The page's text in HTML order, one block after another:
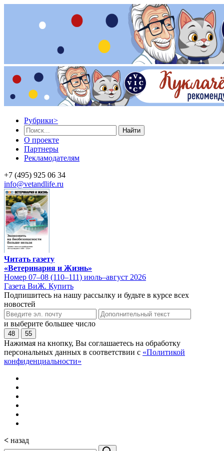
Рубрики>
Найти
О проекте
Партнеры
Рекламодателям
+7 (495) 925 06 34
info@vetandlife.ru
Читать газету
«Ветеринария и Жизнь»
Номер 07–08 (110–111) июль–август 2026
Газета ВиЖ. Купить
Подпишитесь на нашу рассылку и будьте в курсе всех
новостей
и выберите большее число
48 55
Нажимая на кнопку, Вы соглашаетесь на обработку
персональных данных в соответствии с «Политикой
конфиденциальности»
< назад